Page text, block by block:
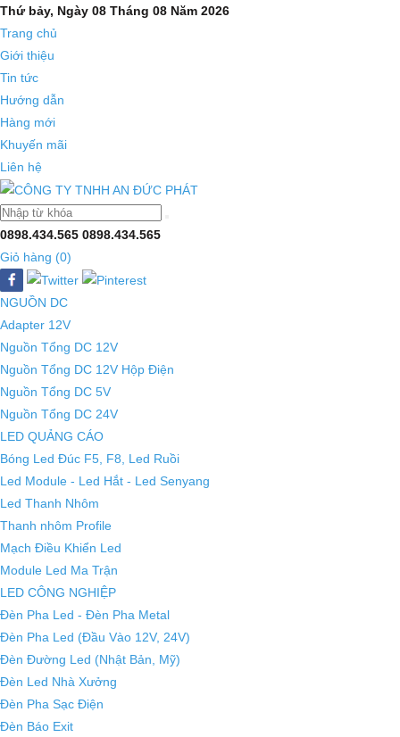
Thứ bảy, Ngày 08 Tháng 08 Năm 2026
Trang chủ
Giới thiệu
Tin tức
Hướng dẫn
Hàng mới
Khuyến mãi
Liên hệ
0898.434.565 0898.434.565
Giỏ hàng (0)
NGUỒN DC
Adapter 12V
Nguồn Tổng DC 12V
Nguồn Tổng DC 12V Hộp Điện
Nguồn Tổng DC 5V
Nguồn Tổng DC 24V
LED QUẢNG CÁO
Bóng Led Đúc F5, F8, Led Ruồi
Led Module - Led Hắt - Led Senyang
Led Thanh Nhôm
Thanh nhôm Profile
Mạch Điều Khiển Led
Module Led Ma Trận
LED CÔNG NGHIỆP
Đèn Pha Led - Đèn Pha Metal
Đèn Pha Led (Đầu Vào 12V, 24V)
Đèn Đường Led (Nhật Bản, Mỹ)
Đèn Led Nhà Xưởng
Đèn Pha Sạc Điện
Đèn Báo Exit